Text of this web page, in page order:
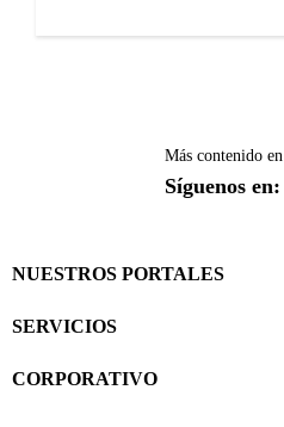
Más contenido en
Síguenos en:
NUESTROS PORTALES
SERVICIOS
CORPORATIVO